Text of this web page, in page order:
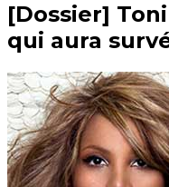
[Dossier]
qui aura